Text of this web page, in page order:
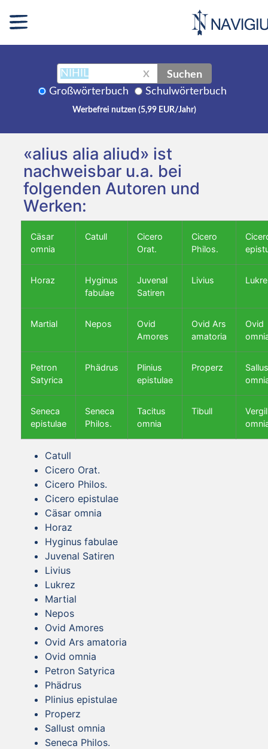
X Suchen
Großwörterbuch Schulwörterbuch
Werbefrei nutzen (5,99 EUR/Jahr)
«alius alia aliud» ist
nachweisbar u.a. bei
folgenden Autoren und
Werken:
Cäsar
omnia
Catull
Cicero
Orat.
Cicero
Philos.
Horaz
Hyginus
fabulae
Juvenal
Satiren
Livius
Martial Nepos
Ovid
Amores
Ovid Ars
amatoria
Ovid
Petron
Satyrica
Phädrus
Plinius
epistulae
Properz
Seneca
epistulae
Seneca
Philos.
Tacitus
omnia
Tibull
Vergil
Catull
Cicero Orat.
Cicero Philos.
Cicero epistulae
Cäsar omnia
Horaz
Hyginus fabulae
Juvenal Satiren
Livius
Lukrez
Martial
Nepos
Ovid Amores
Ovid Ars amatoria
Ovid omnia
Petron Satyrica
Phädrus
Plinius epistulae
Properz
Sallust omnia
Seneca Philos.